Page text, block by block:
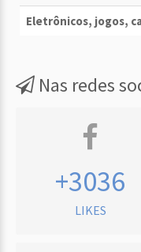
Eletrônicos, jogos,
Nas redes
+3036
LIKES